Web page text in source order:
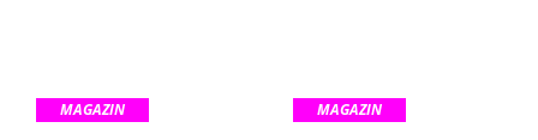
MAGAZIN MAGAZIN